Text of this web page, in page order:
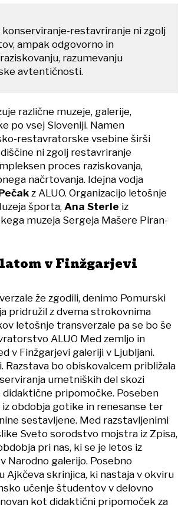
restavriranje ni zgolj
ampak odgovorno in
razumevanju
avtentičnosti.
različne muzeje, galerije,
po vsej Sloveniji. Namen
restavratorske vsebine širši
ni zgolj restavriranje
proces raziskovanja,
načrtovanja. Idejna vodja
z ALUO. Organizacijo letošnje
športa, Ana Sterle iz
muzeja Sergeja Mašere Piran-
v Finžgarjevi
že zgodili, denimo Pomurski
pridružil z dvema strokovnima
letošnje transverzale pa se bo še
ALUO Med zemljo in
v Finžgarjevi galeriji v Ljubljani.
Razstava bo obiskovalcem približala
umetniških del skozi
pripomočke. Poseben
obdobja gotike in renesanse ter
sestavljene. Med razstavljenimi
Sveto sorodstvo mojstra iz Zpisa,
pri nas, ki se je letos iz
Narodno galerijo. Posebno
skrinjica, ki nastaja v okviru
učenje študentov v delovno
kot didaktični pripomoček za